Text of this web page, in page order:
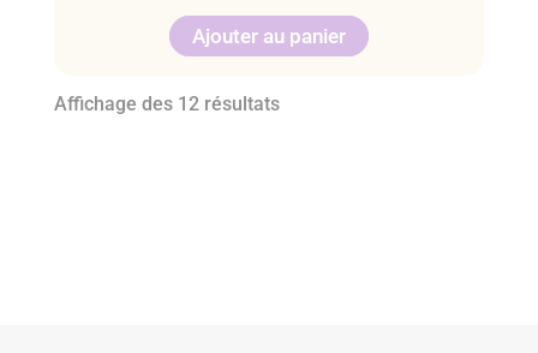
Ajouter au panier
Affichage des 12 résultats